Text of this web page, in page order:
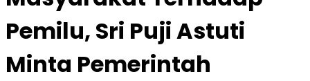
Pemilu, Sri Puji Astuti
Minta Pemerintah